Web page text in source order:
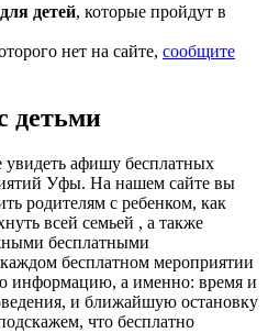
детей, которые пройдут в
нет на сайте, сообщите
детьми
афишу бесплатных
Уфы. На нашем сайте вы
родителям с ребенком, как
всей семьей , а также
бесплатными
бесплатном мероприятии
информацию, а именно: время и
и ближайшую остановку
что бесплатно